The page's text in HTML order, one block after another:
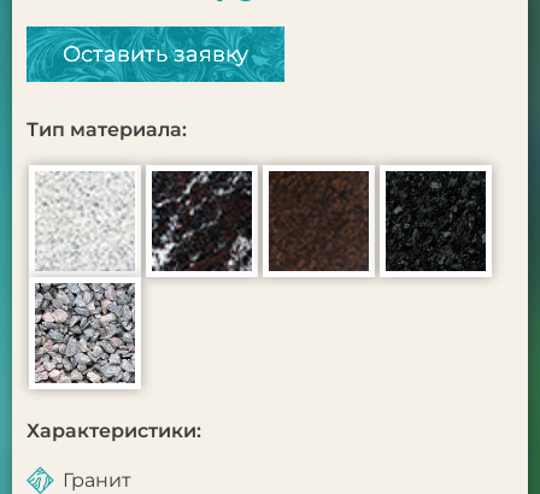
Оставить заявку
Тип материала:
Характеристики:
Гранит